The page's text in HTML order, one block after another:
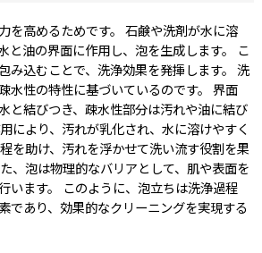
を高めるためです。 石鹸や洗剤が水に溶
と油の界面に作用し、泡を生成します。 こ
み込むことで、洗浄効果を発揮します。 洗
水性の特性に基づいているのです。 界面
と結びつき、疎水性部分は汚れや油に結び
により、汚れが乳化され、水に溶けやすく
を助け、汚れを浮かせて洗い流す役割を果
、泡は物理的なバリアとして、肌や表面を
います。 このように、泡立ちは洗浄過程
であり、効果的なクリーニングを実現する